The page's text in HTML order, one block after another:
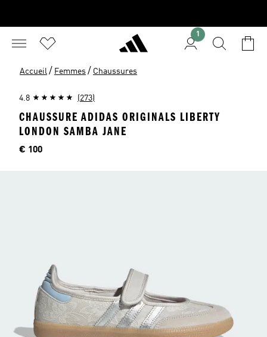
1
Accueil / Femmes / Chaussures
4.8 (273)
CHAUSSURE ADIDAS ORIGINALS LIBERTY
LONDON SAMBA JANE
Price
€ 100